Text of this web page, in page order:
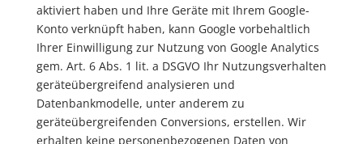
aktiviert haben und Ihre Geräte mit Ihrem Google-
Konto verknüpft haben, kann Google vorbehaltlich
Ihrer Einwilligung zur Nutzung von Google Analytics
gem. Art. 6 Abs. 1 lit. a DSGVO Ihr Nutzungsverhalten
geräteübergreifend analysieren und
Datenbankmodelle, unter anderem zu
geräteübergreifenden Conversions, erstellen. Wir
erhalten keine personenbezogenen Daten von